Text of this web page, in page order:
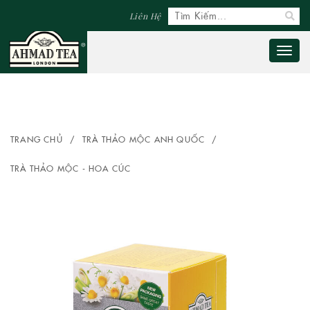
Liên Hệ
Toggle
TRANG CHỦ / TRÀ THẢO MỘC ANH QUỐC /
TRÀ THẢO MỘC - HOA CÚC